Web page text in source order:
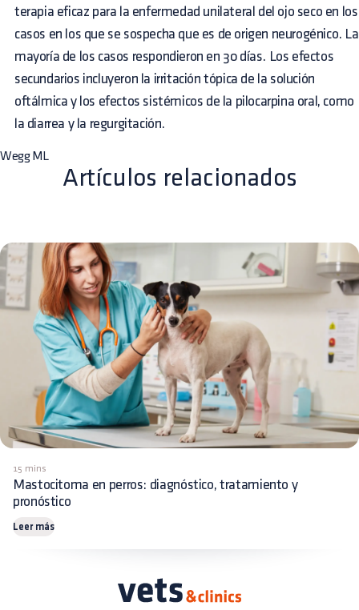
terapia eficaz para la enfermedad unilateral del ojo seco en los
casos en los que se sospecha que es de origen neurogénico. La
mayoría de los casos respondieron en 30 días. Los efectos
secundarios incluyeron la irritación tópica de la solución
oftálmica y los efectos sistémicos de la pilocarpina oral, como
la diarrea y la regurgitación.
Wegg ML
Artículos relacionados
15 mins
Mastocitoma en perros: diagnóstico, tratamiento y
pronóstico
Leer más